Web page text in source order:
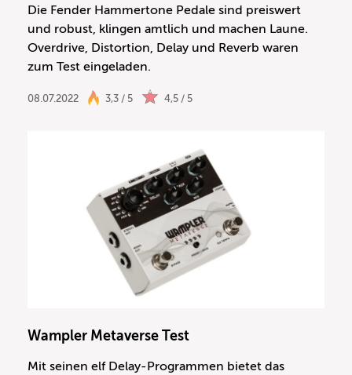
Die Fender Hammertone Pedale sind preiswert
und robust, klingen amtlich und machen Laune.
Overdrive, Distortion, Delay und Reverb waren
zum Test eingeladen.
08.07.2022 3,3 / 5 4,5 / 5
Wampler Metaverse Test
Mit seinen elf Delay-Programmen bietet das